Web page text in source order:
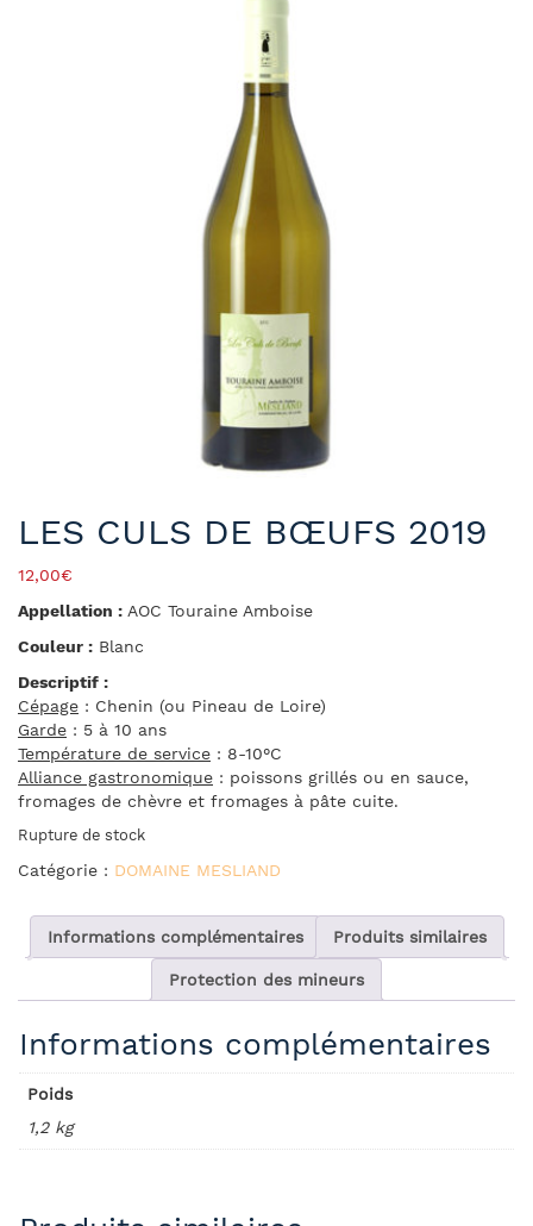
LES CULS DE BŒUFS 2019
12,00€
Appellation : AOC Touraine Amboise
Couleur : Blanc
Descriptif :
Cépage : Chenin (ou Pineau de Loire)
Garde : 5 à 10 ans
Température de service : 8-10°C
Alliance gastronomique : poissons grillés ou en sauce,
fromages de chèvre et fromages à pâte cuite.
Rupture de stock
Catégorie : DOMAINE MESLIAND
Informations complémentaires Produits similaires
Protection des mineurs
Informations complémentaires
Poids
1,2 kg